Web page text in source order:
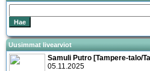
Uusimmat livearviot
Samuli Putro [Tampere-talo/
05.11.2025